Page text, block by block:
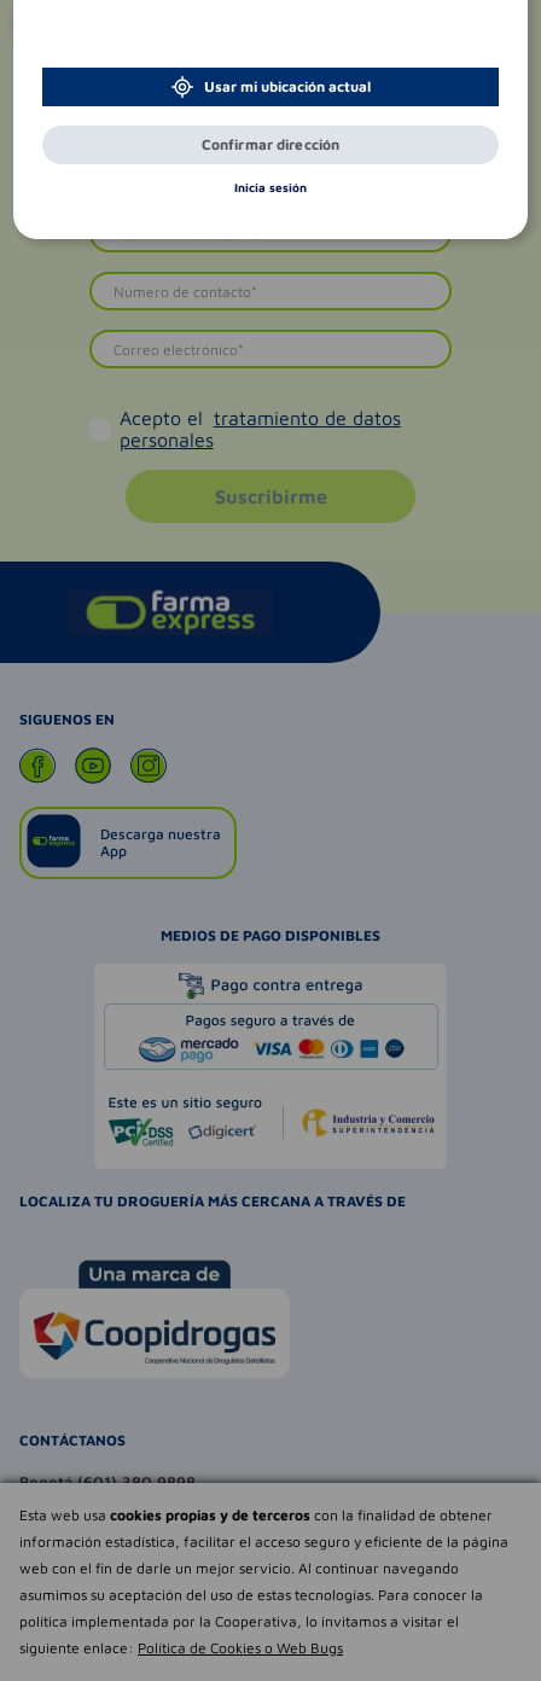
Esta web usa cookies propias y de terceros con la finalidad de obtener
información estadística, facilitar el acceso seguro y eficiente de la página
web con el fin de darle un mejor servicio. Al continuar navegando
asumimos su aceptación del uso de estas tecnologías. Para conocer la
política implementada por la Cooperativa, lo invitamos a visitar el
siguiente enlace: Política de Cookies o Web Bugs
Déjanos tu
opinión
Acepto el tratamiento de datos
personales
Suscribirme
SIGUENOS EN
Descarga nuestra
App
MEDIOS DE PAGO DISPONIBLES
LOCALIZA TU DROGUERÍA MÁS CERCANA A TRAVÉS DE
CONTÁCTANOS
Bogotá (601) 380 9898
atencionalcliente@farmaexpress.com
TE PUEDE INTERESAR
NOSOTROS
Empowered by
Usar mi ubicación actual
Confirmar dirección
Inicia sesión